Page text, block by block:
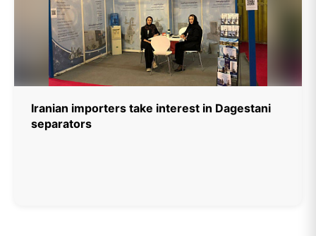
Iranian importers take interest in Dagestani
separators